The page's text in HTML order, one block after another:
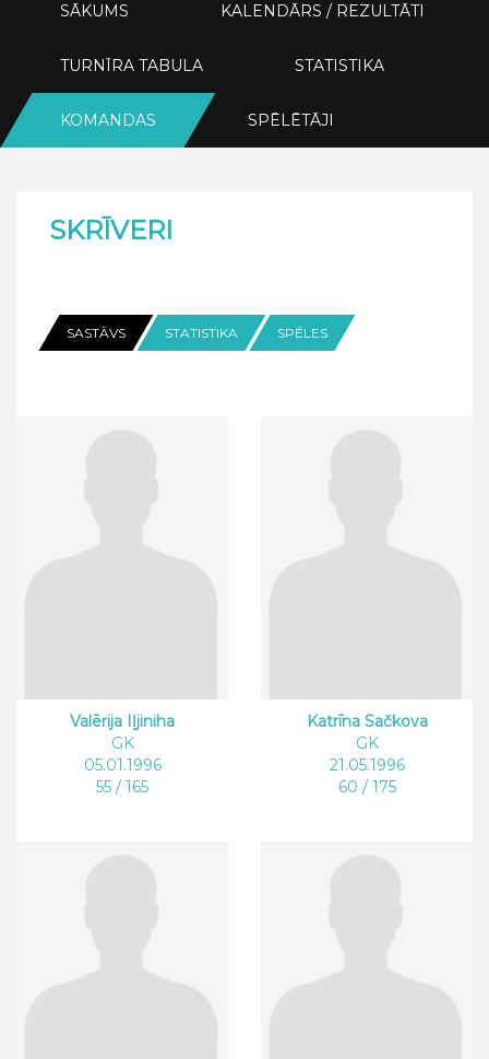
SĀKUMS KALENDĀRS / REZULTĀTI
TURNĪRA TABULA STATISTIKA
KOMANDAS SPĒLĒTĀJI
SKRĪVERI
SASTĀVS STATISTIKA SPĒLES
Valērija Iļjiniha
GK
05.01.1996
55 / 165
Katrīna Sačkova
GK
21.05.1996
60 / 175